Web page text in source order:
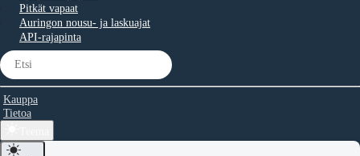
Pitkät vapaat
Auringon nousu- ja laskuajat
API-rajapinta
Kauppa
Tietoa